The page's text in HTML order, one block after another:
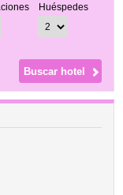
Huéspedes